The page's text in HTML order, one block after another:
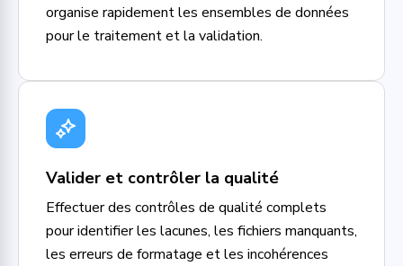
organise rapidement les ensembles de données
pour le traitement et la validation.
Valider et contrôler la qualité
Effectuer des contrôles de qualité complets
pour identifier les lacunes, les fichiers manquants,
les erreurs de formatage et les incohérences